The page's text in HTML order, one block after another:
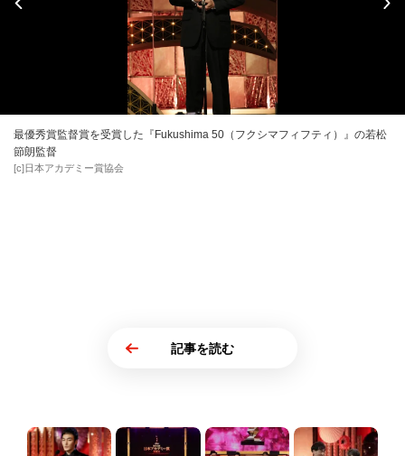
最優秀賞監督賞を受賞した『Fukushima 50（フクシマフィフティ）』の若松
節朗監督
[c]日本アカデミー賞協会
記事を読む